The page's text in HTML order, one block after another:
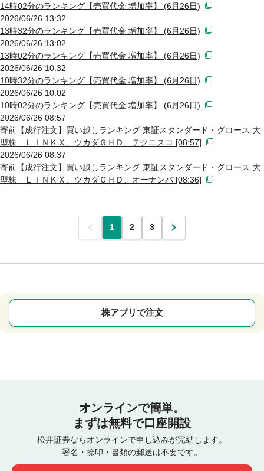
14時02分のランキング【売買代金 増加率】 (6月26日)
2026/06/26 13:32
13時32分のランキング【売買代金 増加率】 (6月26日)
2026/06/26 13:02
13時02分のランキング【売買代金 増加率】 (6月26日)
2026/06/26 10:32
10時32分のランキング【売買代金 増加率】 (6月26日)
2026/06/26 10:02
10時02分のランキング【売買代金 増加率】 (6月26日)
2026/06/26 08:57
寄前【成行注文】買い越しランキング 東証スタンダード・グロース 大
型株 ＬｉＮＫＸ、ツカダＧＨＤ、テクニスコ [08:57]
2026/06/26 08:37
寄前【成行注文】買い越しランキング 東証スタンダード・グロース 大
型株 ＬｉＮＫＸ、ツカダＧＨＤ、オーナンバ [08:36]
前 1 2 3 次
株アプリで注文
オンラインで簡単。
まずは無料で口座開設
松井証券ならオンラインで申し込みが完結します。
署名・捺印・書類の郵送は不要です。